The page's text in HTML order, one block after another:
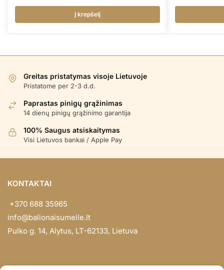
Į krepšelį
Greitas pristatymas visoje Lietuvoje
Pristatome per 2-3 d.d.
Paprastas pinigų grąžinimas
14 dienų pinigų grąžinimo garantija
100% Saugus atsiskaitymas
Visi Lietuvos bankai / Apple Pay
KONTAKTAI
+370 688 35965
info@balionaisumeile.lt
Pulko g. 14, Alytus, LT-62133, Lietuva